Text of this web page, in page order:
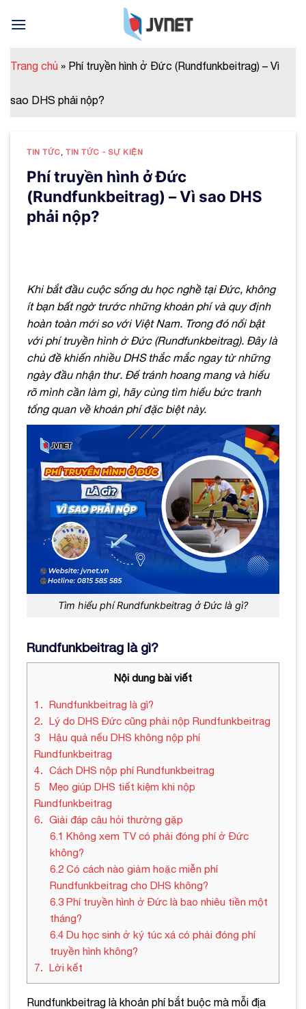
Trang chủ » Phí truyền hình ở Đức (Rundfunkbeitrag) – Vì
sao DHS phải nộp?
TIN TỨC ,TIN TỨC - SỰ KIỆN
Phí truyền hình ở Đức
(Rundfunkbeitrag) – Vì sao DHS
phải nộp?
Khi bắt đầu cuộc sống du học nghề tại Đức, không
ít bạn bất ngờ trước những khoản phí và quy định
hoàn toàn mới so với Việt Nam. Trong đó nổi bật
với phí truyền hình ở Đức (Rundfunkbeitrag). Đây là
chủ đề khiến nhiều DHS thắc mắc ngay từ những
ngày đầu nhận thư. Để tránh hoang mang và hiểu
rõ mình cần làm gì, hãy cùng tìm hiểu bức tranh
tổng quan về khoản phí đặc biệt này.
Tìm hiểu phí Rundfunkbeitrag ở Đức là gì?
Rundfunkbeitrag là gì?
Nội dung bài viết
1
Rundfunkbeitrag là gì?
2
Lý do DHS Đức cũng phải nộp Rundfunkbeitrag
3
Hậu quả nếu DHS không nộp phí
Rundfunkbeitrag
4
Cách DHS nộp phí Rundfunkbeitrag
5
Mẹo giúp DHS tiết kiệm khi nộp
Rundfunkbeitrag
6
Giải đáp câu hỏi thường gặp
6.1 Không xem TV có phải đóng phí ở Đức
không?
6.2Có cách nào giảm hoặc miễn phí
Rundfunkbeitrag cho DHS không?
6.3Phí truyền hình ở Đức là bao nhiêu tiền một
tháng?
6.4Du học sinh ở ký túc xá có phải đóng phí
truyền hình không?
7
Lời kết
Rundfunkbeitrag là khoản phí bắt buộc mà mỗi địa